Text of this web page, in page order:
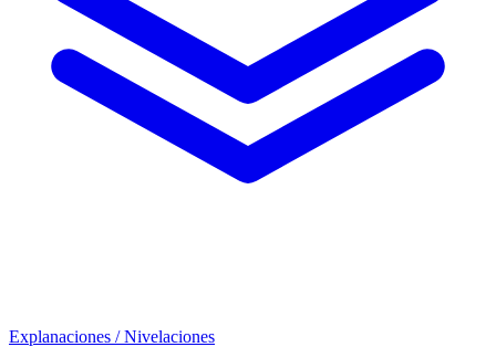
Explanaciones / Nivelaciones